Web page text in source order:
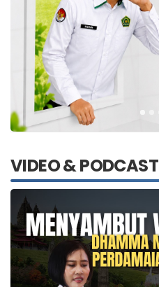
VIDEO & PODCAST